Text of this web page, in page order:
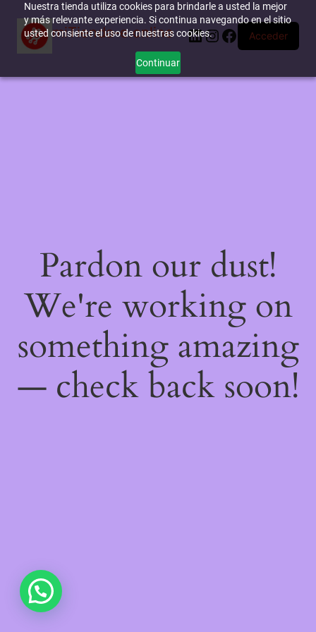
Nuestra tienda utiliza cookies para brindarle a usted la mejor
y más relevante experiencia. Si continua navegando en el sitio
usted consiente el uso de nuestras cookies.
Continuar
miTienda-e.online LinkedIn
Instagram
Facebook
Acceder
Pardon our dust!
We're working on
something amazing
— check back soon!